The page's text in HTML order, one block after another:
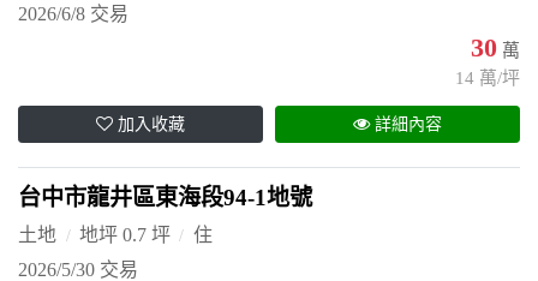
2026/6/8 交易
30 萬
14 萬/坪
加入收藏 詳細內容
台中市龍井區東海段94-1地號
土地 地坪 0.7 坪
住
2026/5/30 交易